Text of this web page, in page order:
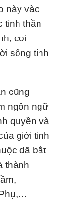
này vào
tinh thần
coi
sống tinh
cũng
ngôn ngữ
quyền và
giới tinh
đã bắt
thành